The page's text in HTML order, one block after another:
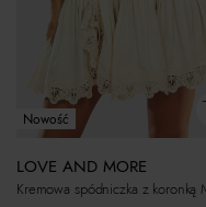
Nowość
LOVE AND MORE